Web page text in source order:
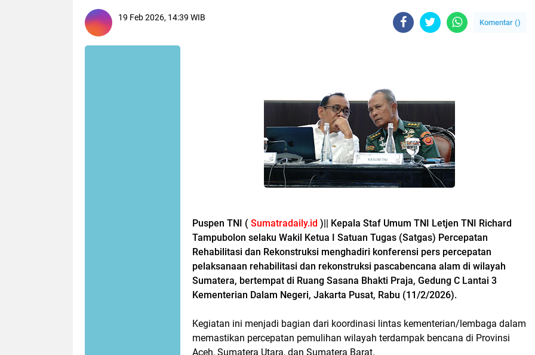
19 Feb 2026, 14:39 WIB
Komentar ()
Puspen TNI ( Sumatradaily.id )|| Kepala Staf Umum TNI Letjen TNI Richard
Tampubolon selaku Wakil Ketua I Satuan Tugas (Satgas) Percepatan
Rehabilitasi dan Rekonstruksi menghadiri konferensi pers percepatan
pelaksanaan rehabilitasi dan rekonstruksi pascabencana alam di wilayah
Sumatera, bertempat di Ruang Sasana Bhakti Praja, Gedung C Lantai 3
Kementerian Dalam Negeri, Jakarta Pusat, Rabu (11/2/2026).
Kegiatan ini menjadi bagian dari koordinasi lintas kementerian/lembaga dalam
memastikan percepatan pemulihan wilayah terdampak bencana di Provinsi
Aceh, Sumatera Utara, dan Sumatera Barat.